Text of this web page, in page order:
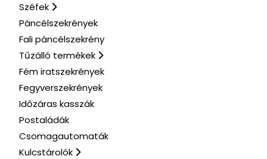
Széfek
Páncélszekrények
Fali páncélszekrény
Tűzálló termékek
Fém iratszekrények
Fegyverszekrények
Időzáras kasszák
Postaládák
Csomagautomaták
Kulcstárolók